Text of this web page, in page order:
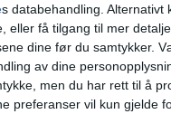
s databehandling. Alternativt
eller få tilgang til mer
dine før du samtykker.
av dine
men du har rett til å
preferanser vil kun gjelde